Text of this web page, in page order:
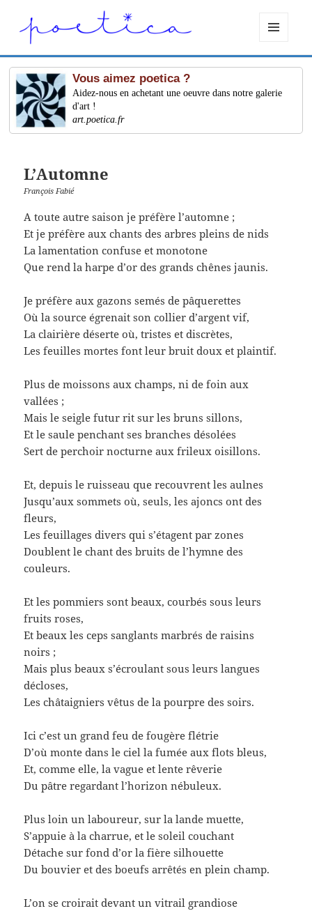
ET
WIDGETS
Vous aimez poetica ?
Aidez-nous en achetant une oeuvre dans notre galerie
d'art !
art.poetica.fr
L’Automne
François Fabié
A toute autre saison je préfère l’automne ;
Et je préfère aux chants des arbres pleins de nids
La lamentation confuse et monotone
Que rend la harpe d’or des grands chênes jaunis.
Je préfère aux gazons semés de pâquerettes
Où la source égrenait son collier d’argent vif,
La clairière déserte où, tristes et discrètes,
Les feuilles mortes font leur bruit doux et plaintif.
Plus de moissons aux champs, ni de foin aux
vallées ;
Mais le seigle futur rit sur les bruns sillons,
Et le saule penchant ses branches désolées
Sert de perchoir nocturne aux frileux oisillons.
Et, depuis le ruisseau que recouvrent les aulnes
Jusqu’aux sommets où, seuls, les ajoncs ont des
fleurs,
Les feuillages divers qui s’étagent par zones
Doublent le chant des bruits de l’hymne des
couleurs.
Et les pommiers sont beaux, courbés sous leurs
fruits roses,
Et beaux les ceps sanglants marbrés de raisins
noirs ;
Mais plus beaux s’écroulant sous leurs langues
décloses,
Les châtaigniers vêtus de la pourpre des soirs.
Ici c’est un grand feu de fougère flétrie
D’où monte dans le ciel la fumée aux flots bleus,
Et, comme elle, la vague et lente rêverie
Du pâtre regardant l’horizon nébuleux.
Plus loin un laboureur, sur la lande muette,
S’appuie à la charrue, et le soleil couchant
Détache sur fond d’or la fière silhouette
Du bouvier et des boeufs arrêtés en plein champ.
L’on se croirait devant un vitrail grandiose